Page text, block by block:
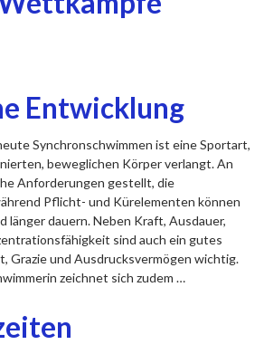
Entwicklung
Synchronschwimmen ist eine Sportart,
beweglichen Körper verlangt. An
Anforderungen gestellt, die
Pflicht- und Kürelementen können
länger dauern. Neben Kraft, Ausdauer,
sind auch ein gutes
Grazie und Ausdrucksvermögen wichtig.
zeichnet sich zudem …